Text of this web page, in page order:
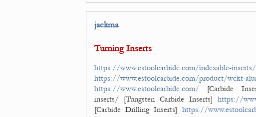
jackma
Turning Inserts
https://www.estoolcarbide.com/indexable-
https://www.estoolcarbide.com/product/wckt-
https://www.estoolcarbide.com/ [Carbide
inserts/ [Tungsten Carbide Inserts] https://
[Carbide Drilling Inserts] https://